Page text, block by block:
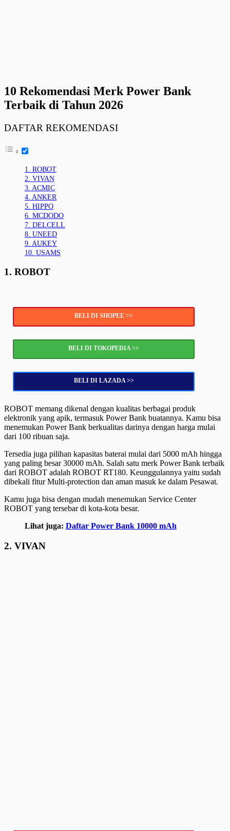
10 Rekomendasi Merk Power Bank
Terbaik di Tahun 2026
DAFTAR REKOMENDASI
1. ROBOT
2. VIVAN
3. ACMIC
4. ANKER
5. HIPPO
6. MCDODO
7. DELCELL
8. UNEED
9. AUKEY
10. USAMS
1. ROBOT
BELI DI SHOPEE >>
BELI DI TOKOPEDIA >>
BELI DI LAZADA >>
ROBOT memang dikenal dengan kualitas berbagai produk
elektronik yang apik, termasuk Power Bank buatannya. Kamu bisa
menemukan Power Bank berkualitas darinya dengan harga mulai
dari 100 ribuan saja.
Tersedia juga pilihan kapasitas baterai mulai dari 5000 mAh hingga
yang paling besar 30000 mAh. Salah satu merk Power Bank terbaik
dari ROBOT adalah ROBOT RT180. Keunggulannya yaitu sudah
dibekali fitur Multi-protection dan aman masuk ke dalam Pesawat.
Kamu juga bisa dengan mudah menemukan Service Center
ROBOT yang tersebar di kota-kota besar.
Lihat juga: Daftar Power Bank 10000 mAh
2. VIVAN